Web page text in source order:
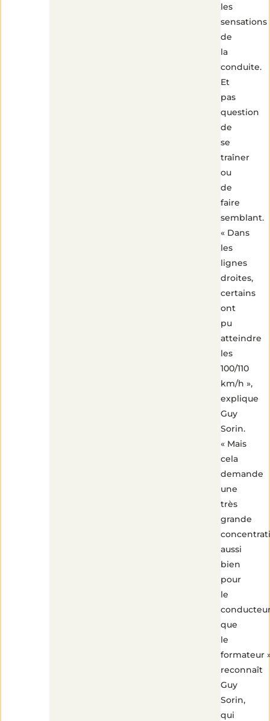
les
sensations
de
la
conduite.
Et
pas
question
de
se
traîner
ou
de
faire
semblant.
« Dans
les
lignes
droites,
certains
ont
pu
atteindre
les
100/110
km/h »,
explique
Guy
Sorin.
« Mais
cela
demande
une
très
grande
aussi
bien
pour
le
que
le
formateur
reconnaît
Guy
Sorin,
qui